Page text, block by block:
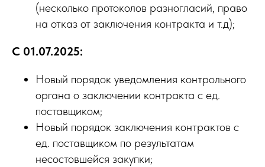
(несколько протоколов разногласий, право
на отказ от заключения контракта и т.д);
C 01.07.2025:
Новый порядок уведомления контрольного
органа о заключении контракта с ед.
поставщиком;
Новый порядок заключения контрактов с
ед. поставщиком по результатам
несостовшейся закупки;